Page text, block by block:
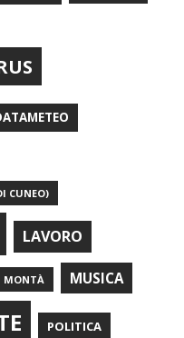
CUNEO)
LAVORO
MONTÀ MUSICA
POLITICA